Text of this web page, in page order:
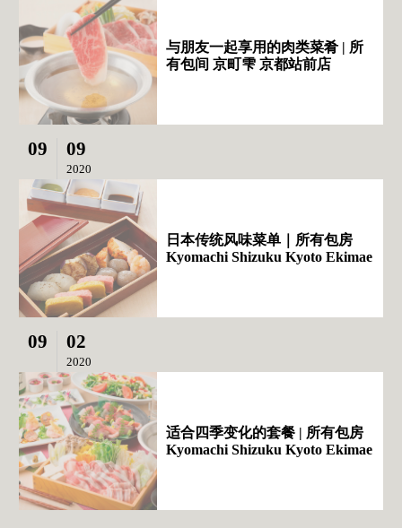
与朋友一起享用的肉类菜肴 | 所
有包间 京町雫 京都站前店
09 09
2020
日本传统风味菜单｜所有包房
Kyomachi Shizuku Kyoto Ekimae
09 02
2020
适合四季变化的套餐 | 所有包房
Kyomachi Shizuku Kyoto Ekimae